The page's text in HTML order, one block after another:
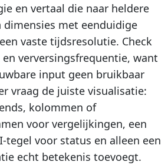
en vertaal die naar heldere
dimensies met eenduidige
vaste tijdsresolutie. Check
verversingsfrequentie, want
input geen bruikbaar
vraag de juiste visualisatie:
kolommen of
voor vergelijkingen, een
tegel voor status en alleen een
echt betekenis toevoegt.